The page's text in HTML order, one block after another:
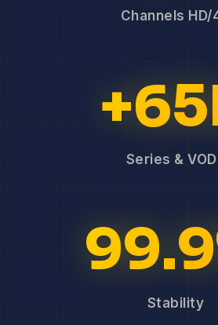
Channels HD/
Series &
Stability